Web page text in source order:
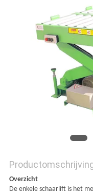
Overzicht
De enkele schaarlift is het